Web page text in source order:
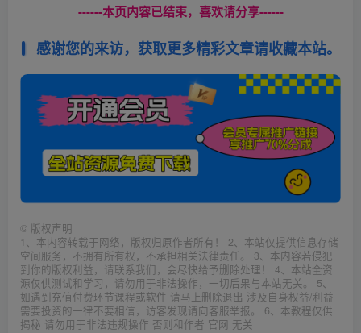
------本页内容已结束，喜欢请分享------
感谢您的来访，获取更多精彩文章请收藏本站。
© 版权声明
1、本内容转载于网络，版权归原作者所有！ 2、本站仅提供信息存储
空间服务，不拥有所有权，不承担相关法律责任。 3、本内容若侵犯
到你的版权利益，请联系我们，会尽快给予删除处理！ 4、本站全资
源仅供测试和学习，请勿用于非法操作，一切后果与本站无关。 5、
如遇到充值付费环节课程或软件 请马上删除退出 涉及自身权益/利益
需要投资的一律不要相信，访客发现请向客服举报。 6、本教程仅供
揭秘 请勿用于非法违规操作 否则和作者 官网 无关